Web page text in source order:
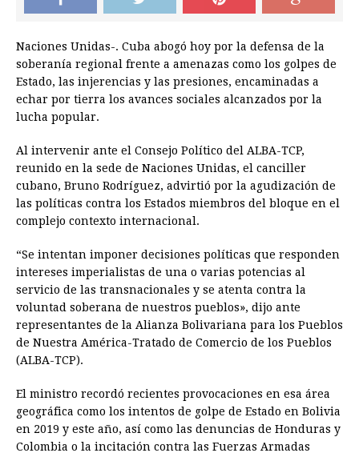
Naciones Unidas-. Cuba abogó hoy por la defensa de la
soberanía regional frente a amenazas como los golpes de
Estado, las injerencias y las presiones, encaminadas a
echar por tierra los avances sociales alcanzados por la
lucha popular.
Al intervenir ante el Consejo Político del ALBA-TCP,
reunido en la sede de Naciones Unidas, el canciller
cubano, Bruno Rodríguez, advirtió por la agudización de
las políticas contra los Estados miembros del bloque en el
complejo contexto internacional.
“Se intentan imponer decisiones políticas que responden
intereses imperialistas de una o varias potencias al
servicio de las transnacionales y se atenta contra la
voluntad soberana de nuestros pueblos», dijo ante
representantes de la Alianza Bolivariana para los Pueblos
de Nuestra América-Tratado de Comercio de los Pueblos
(ALBA-TCP).
El ministro recordó recientes provocaciones en esa área
geográfica como los intentos de golpe de Estado en Bolivia
en 2019 y este año, así como las denuncias de Honduras y
Colombia o la incitación contra las Fuerzas Armadas